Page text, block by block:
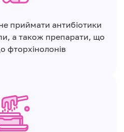
приймати антибіотики
а також препарати, що
фторхінолонів